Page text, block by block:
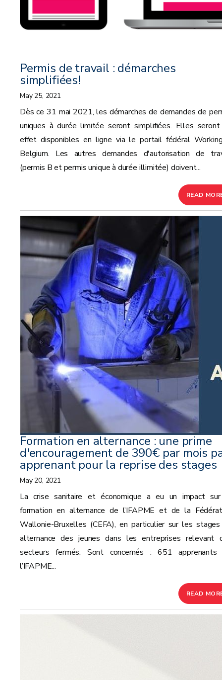
Permis de travail : démarches
simplifiées!
May 25, 2021
Dès ce 31 mai 2021, les démarches de demandes de
uniques à durée limitée seront simplifiées. Elles
effet disponibles en ligne via le portail fédéral
Belgium. Les autres demandes d'autorisation de
(permis B et permis unique à durée illimitée) doivent...
READ
Formation en alternance : une prime
d'encouragement de 390€ par mois
apprenant pour la reprise des stages
May 20, 2021
La crise sanitaire et économique a eu un impact
formation en alternance de l’IFAPME et de la
Wallonie-Bruxelles (CEFA), en particulier sur les
alternance des jeunes dans les entreprises relevant
secteurs fermés. Sont concernés : 651 apprenants
l’IFAPME...
READ